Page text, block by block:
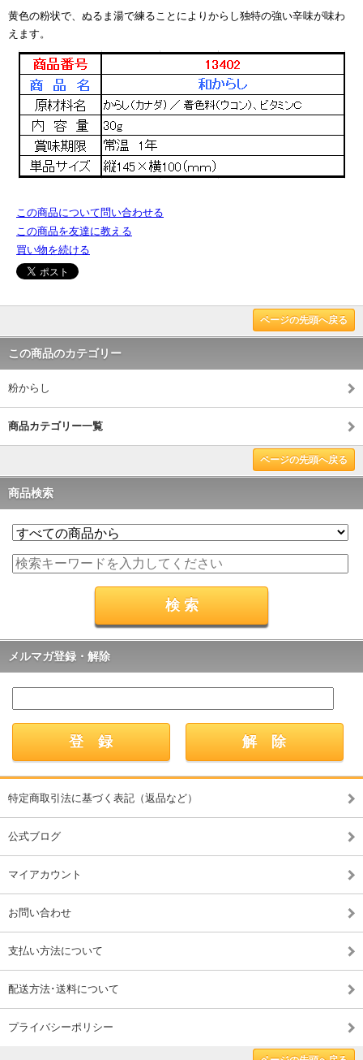
黄色の粉状で、ぬるま湯で練ることによりからし独特の強い辛味が味わ
えます。
この商品について問い合わせる
この商品を友達に教える
買い物を続ける
ページの先頭へ戻る
この商品のカテゴリー
粉からし
商品カテゴリー一覧
ページの先頭へ戻る
商品検索
メルマガ登録・解除
特定商取引法に基づく表記（返品など）
公式ブログ
マイアカウント
お問い合わせ
支払い方法について
配送方法･送料について
プライバシーポリシー